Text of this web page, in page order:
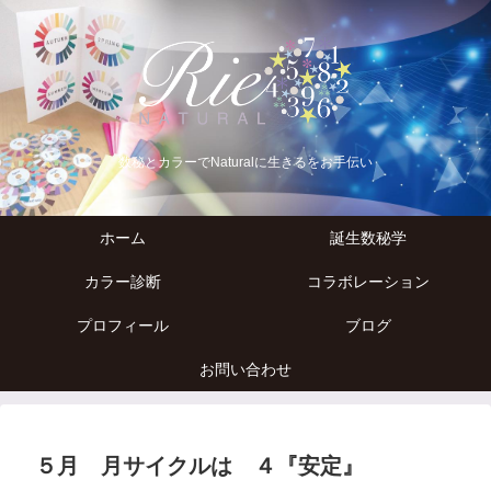
数秘とカラーでNaturalに生きるをお手伝い
ホーム 誕生数秘学
カラー診断 コラボレーション
プロフィール ブログ
お問い合わせ
５月 月サイクルは ４『安定』